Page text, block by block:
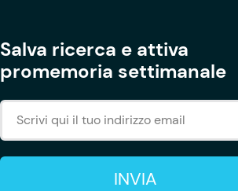
Salva ricerca e attiva
promemoria settimanale
INVIA